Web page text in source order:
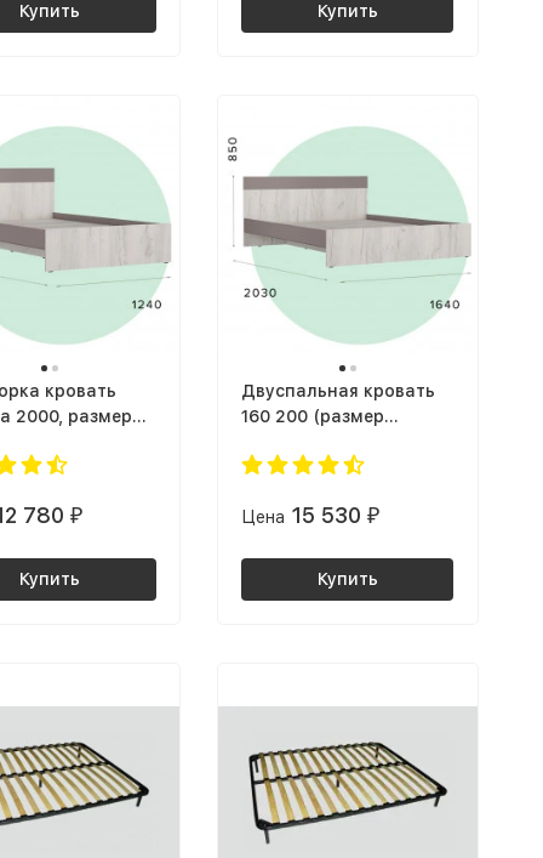
Купить Купить
кровать
2000, размер
ЛДСП белый
780 ₽
Купить
Двуспальная кровать
160 200 (размер
х1600 ultra ЛДСП белый
Цена 15 530 ₽
Купить